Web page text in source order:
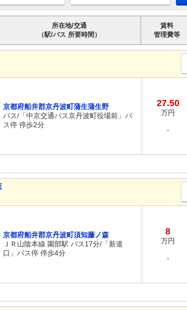
所在地/交通
（駅/バス 所要時間）
賃料
管理費等
京都府船井郡京丹波町蒲生蒲生野
バス/「中京交通バス京丹波町役場前」バ
ス停 停歩2分
27.50
万円
-
京都府船井郡京丹波町須知藤ノ森
ＪＲ山陰本線 園部駅 バス17分/「新道
口」バス停 停歩4分
8
万円
-